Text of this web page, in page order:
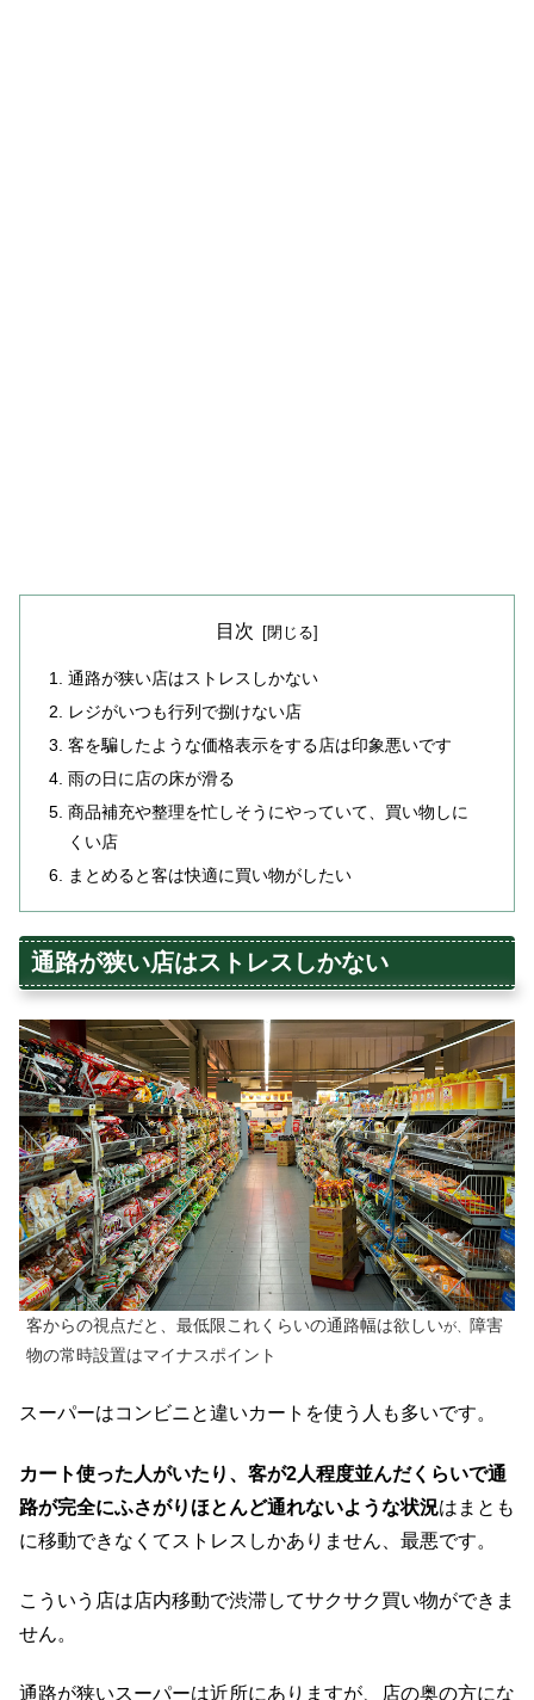
目次
通路が狭い店はストレスしかない
レジがいつも行列で捌けない店
客を騙したような価格表示をする店は印象悪いです
雨の日に店の床が滑る
商品補充や整理を忙しそうにやっていて、買い物しに
くい店
まとめると客は快適に買い物がしたい
通路が狭い店はストレスしかない
客からの視点だと、最低限これくらいの通路幅は欲しいが、 障害
物の常時設置はマイナスポイント
スーパーはコンビニと違いカートを使う人も多いです。
カート使った人がいたり、客が2人程度並んだくらいで通
路が完全にふさがりほとんど通れないような状況はまとも
に移動できなくてストレスしかありません、最悪です。
こういう店は店内移動で渋滞してサクサク買い物ができま
せん。
通路が狭いスーパーは近所にありますが、店の奥の方にな